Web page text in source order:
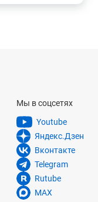
Мы в соцсетях
Youtube
Яндекс.Дзен
Вконтакте
Telegram
Rutube
MAX